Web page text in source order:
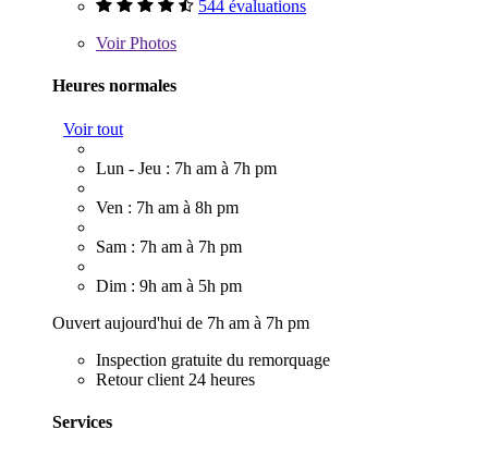
544 évaluations
VoirPhotos
Heures normales
Voir tout
Lun - Jeu : 7h am à 7h pm
Ven : 7h am à 8h pm
Sam : 7h am à 7h pm
Dim : 9h am à 5h pm
Ouvert aujourd'hui de 7h am à 7h pm
Inspection gratuite du remorquage
Retour client 24 heures
Services